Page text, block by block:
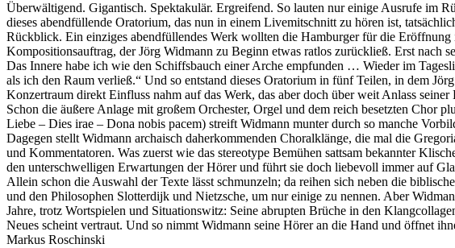
Überwältigend. Gigantisch. Spektakulär. Ergreifend. So lauten nur einige Ausrufe im
dieses abendfüllende Oratorium, das nun in einem Livemitschnitt zu hören ist,
Rückblick. Ein einziges abendfüllendes Werk wollten die Hamburger für die
Kompositionsauftrag, der Jörg Widmann zu Beginn etwas ratlos zurückließ. Erst
Das Innere habe ich wie den Schiffsbauch einer Arche empfunden … Wieder im
als ich den Raum verließ.“ Und so entstand dieses Oratorium in fünf Teilen, in dem
Konzertraum direkt Einfluss nahm auf das Werk, das aber doch über weit Anlass seiner
Schon die äußere Anlage mit großem Orchester, Orgel und dem reich besetzten
Liebe – Dies irae – Dona nobis pacem) streift Widmann munter durch so manche
Dagegen stellt Widmann archaisch daherkommenden Choralklänge, die mal die
und Kommentatoren. Was zuerst wie das stereotype Bemühen sattsam bekannter
den unterschwelligen Erwartungen der Hörer und führt sie doch liebevoll immer auf
Allein schon die Auswahl der Texte lässt schmunzeln; da reihen sich neben die
und den Philosophen Slotterdijk und Nietzsche, um nur einige zu nennen. Aber
Jahre, trotz Wortspielen und Situationswitz: Seine abrupten Brüche in den
Neues scheint vertraut. Und so nimmt Widmann seine Hörer an die Hand und öffnet
Markus Roschinski